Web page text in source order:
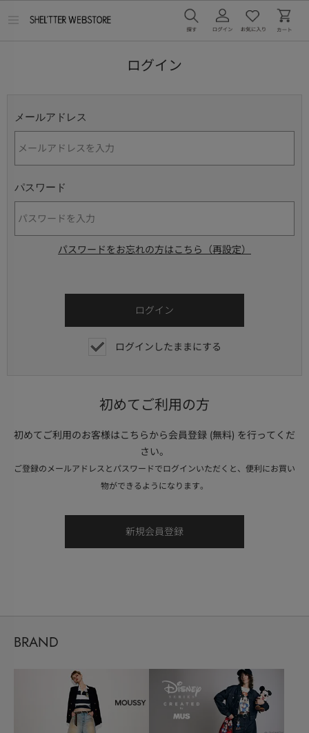
ログイン
メールアドレス
パスワード
パスワードをお忘れの方はこちら（再設定）
ログインしたままにする
初めてご利用の方
初めてご利用のお客様はこちらから会員登録 (無料) を行ってくだ
さい。
ご登録のメールアドレスとパスワードでログインいただくと、便利にお買い
物ができるようになります。
BRAND